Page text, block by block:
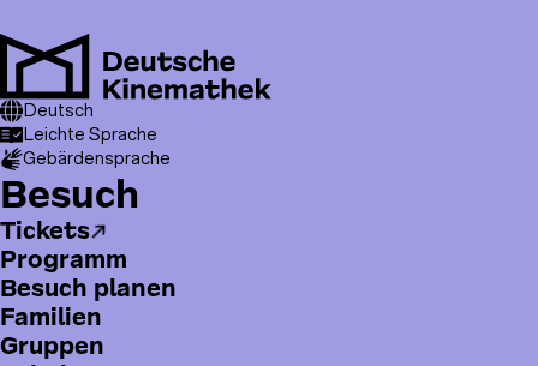
zum
Inhalt
T
o
p
m
e
n
u
Deutsch
Leichte Sprache
Gebärdensprache
H
a
u
p
t
m
e
Besuch
Tickets
Programm
Besuch planen
Familien
Gruppen